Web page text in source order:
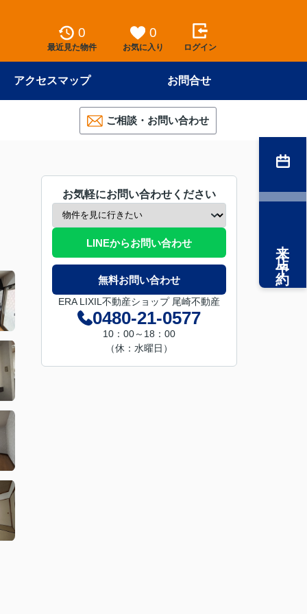
0
最近見た物件
0
お気に入り ログイン
アクセスマップ お問合せ
ご相談・お問い合わせ
お気軽にお問い合わせください
LINEからお問い合わせ
無料お問い合わせ
ERA LIXIL不動産ショップ 尾崎不動産
0480-21-0577
10：00～18：00
（休：水曜日）
来店予約